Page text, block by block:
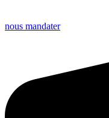
nous mandater